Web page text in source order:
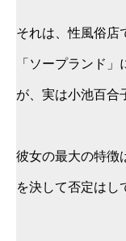
それは、性風俗店
「ソープランド
が、実は小池百合
彼女の最大の特徴
を決して否定はし